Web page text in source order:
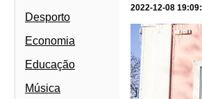
Desporto
Economia
Educação
Música
2022-12-08